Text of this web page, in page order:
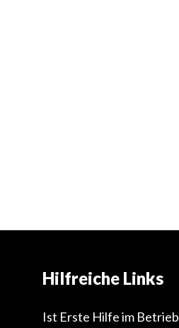
Hilfreiche Links
Ist Erste Hilfe im Betrieb